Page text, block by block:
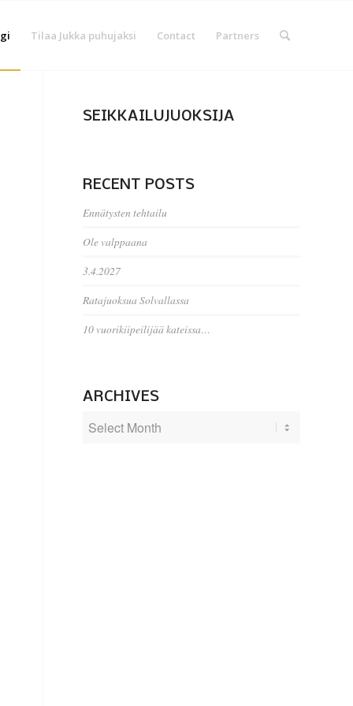
Tilaa Jukka puhujaksi Contact Partners
SEIKKAILUJUOKSIJA
RECENT POSTS
Ennätysten tehtailu
Ole valppaana
3.4.2027
Ratajuoksua Solvallassa
10 vuorikiipeilijää kateissa…
ARCHIVES